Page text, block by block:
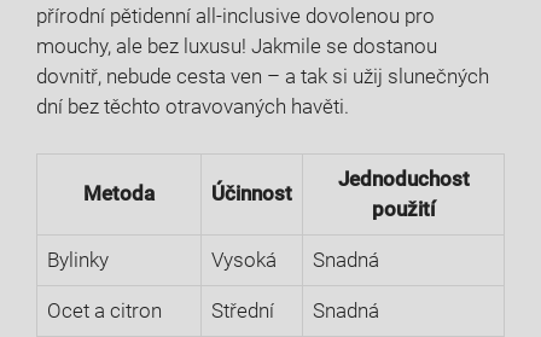
přírodní pětidenní all-inclusive dovolenou pro
mouchy, ale bez luxusu! Jakmile se dostanou
dovnitř, nebude cesta ven – a tak si užij slunečných
dní bez těchto otravovaných havěti.
Metoda Účinnost
Jednoduchost
použití
Bylinky Vysoká Snadná
Ocet a citron Střední Snadná